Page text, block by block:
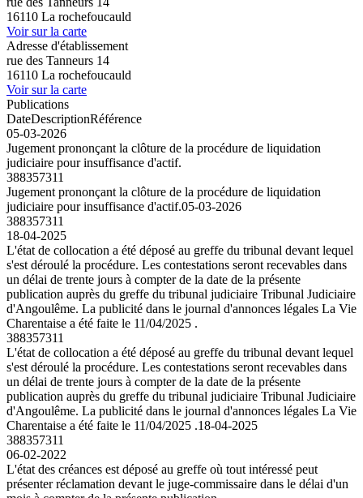
16110 La rochefoucauld
Voir sur la carte
Adresse d'établissement
rue des Tanneurs 14
16110 La rochefoucauld
Voir sur la carte
Publications
DateDescriptionRéférence
05-03-2026
Jugement prononçant la clôture de la procédure de liquidation
judiciaire pour insuffisance d'actif.
388357311
Jugement prononçant la clôture de la procédure de liquidation
judiciaire pour insuffisance d'actif.05-03-2026
388357311
18-04-2025
L'état de collocation a été déposé au greffe du tribunal devant lequel
s'est déroulé la procédure. Les contestations seront recevables dans
un délai de trente jours à compter de la date de la présente
publication auprès du greffe du tribunal judiciaire Tribunal Judiciaire
d'Angoulême. La publicité dans le journal d'annonces légales La Vie
Charentaise a été faite le 11/04/2025 .
388357311
L'état de collocation a été déposé au greffe du tribunal devant lequel
s'est déroulé la procédure. Les contestations seront recevables dans
un délai de trente jours à compter de la date de la présente
publication auprès du greffe du tribunal judiciaire Tribunal Judiciaire
d'Angoulême. La publicité dans le journal d'annonces légales La Vie
Charentaise a été faite le 11/04/2025 .18-04-2025
388357311
06-02-2022
L'état des créances est déposé au greffe où tout intéressé peut
présenter réclamation devant le juge-commissaire dans le délai d'un